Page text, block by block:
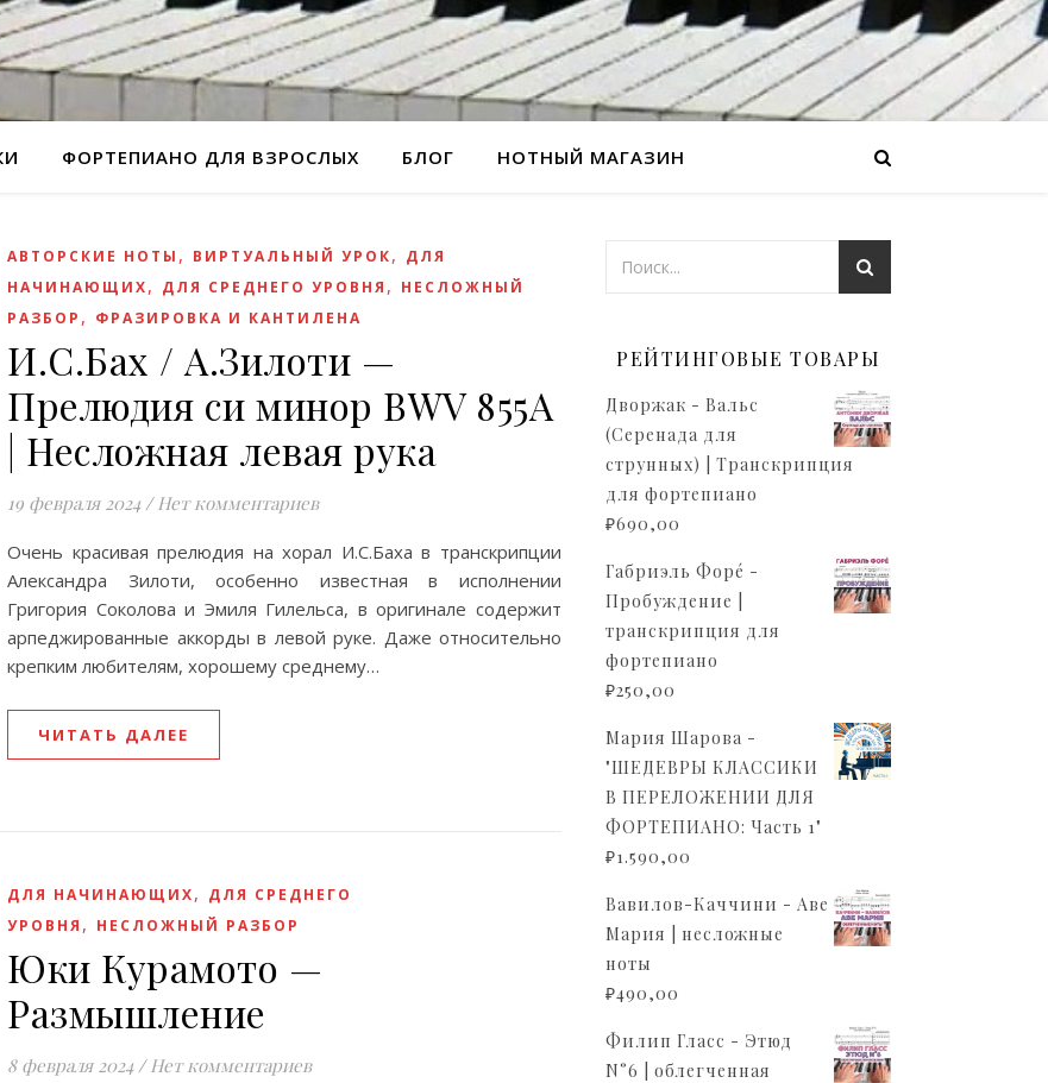
ФОРТЕПИАНО ДЛЯ ВЗРОСЛЫХ БЛОГ НОТНЫЙ МАГАЗИН
АВТОРСКИЕ НОТЫ , ВИРТУАЛЬНЫЙ УРОК, ДЛЯ
НАЧИНАЮЩИХ, ДЛЯ СРЕДНЕГО УРОВНЯ , НЕСЛОЖНЫЙ
РАЗБОР , ФРАЗИРОВКА И КАНТИЛЕНА
И.С.Бах / А.Зилоти —
Прелюдия си минор BWV 855A
| Несложная левая рука
19 февраля 2024 / Нет комментариев
Очень красивая прелюдия на хорал И.С.Баха в транскрипции
Александра Зилоти, особенно известная в исполнении
Григория Соколова и Эмиля Гилельса, в оригинале содержит
арпеджированные аккорды в левой руке. Даже относительно
крепким любителям, хорошему среднему…
ЧИТАТЬ ДАЛЕЕ
ДЛЯ НАЧИНАЮЩИХ, ДЛЯ СРЕДНЕГО
УРОВНЯ , НЕСЛОЖНЫЙ РАЗБОР
Юки Курамото —
Размышление
8 февраля 2024 / Нет комментариев
РЕЙТИНГОВЫЕ ТОВАРЫ
Дворжак - Вальс
(Серенада для
струнных) | Транскрипция
для фортепиано
₽690,00
Габриэль Форé -
Пробуждение |
транскрипция для
фортепиано
₽250,00
Мария Шарова -
"ШЕДЕВРЫ КЛАССИКИ
В ПЕРЕЛОЖЕНИИ ДЛЯ
ФОРТЕПИАНО: Часть 1"
₽1.590,00
Вавилов-Каччини - Аве
Мария | несложные
ноты
₽490,00
Филип Гласс - Этюд
N°6 | облегченная